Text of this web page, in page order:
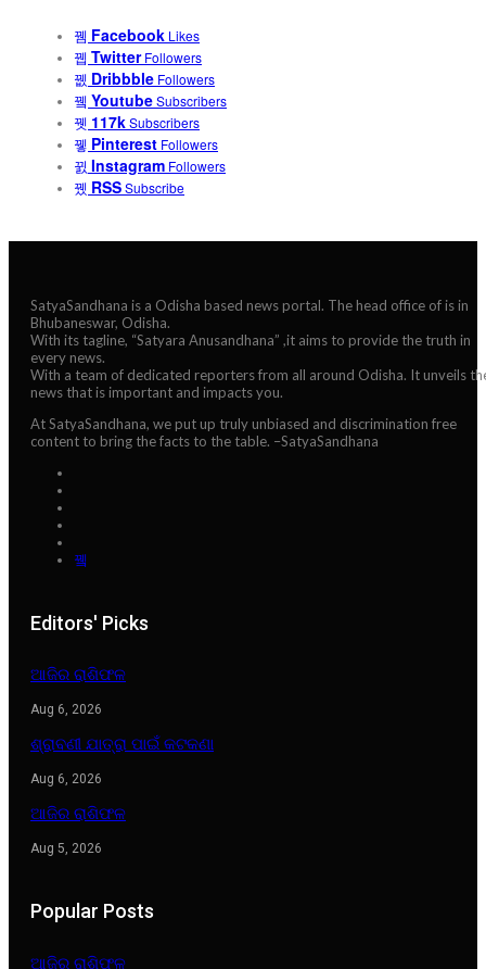
Facebook Likes
Twitter Followers
Dribbble Followers
YoutubeSubscribers
117kSubscribers
Pinterest Followers
Instagram Followers
RSSSubscribe
SatyaSandhana is a Odisha based news portal. The head office of is in
Bhubaneswar, Odisha.
With its tagline, “Satyara Anusandhana” ,it aims to provide the truth in
every news.
With a team of dedicated reporters from all around Odisha. It unveils
news that is important and impacts you.
At SatyaSandhana, we put up truly unbiased and discrimination free
content to bring the facts to the table. –SatyaSandhana
Editors' Picks
ଆଜିର ରାଶିଫଳ
Aug 6, 2026
ଶ୍ରାବଣୀ ଯାତ୍ରା ପାଇଁ କଟକଣା
Aug 6, 2026
ଆଜିର ରାଶିଫଳ
Aug 5, 2026
Popular Posts
ଆଜିର ରାଶିଫଳ